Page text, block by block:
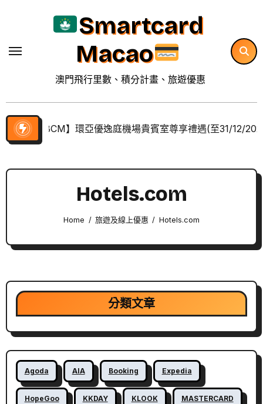
Smartcard
Macao
澳門飛行里數、積分計畫、旅遊優惠
【BCM】環亞優逸庭機場貴賓室尊享禮遇(至31/12/
Hotels.com
Home 旅遊及線上優惠 Hotels.com
分類文章
Agoda AIA Booking Expedia
HopeGoo KKDAY KLOOK MASTERCARD